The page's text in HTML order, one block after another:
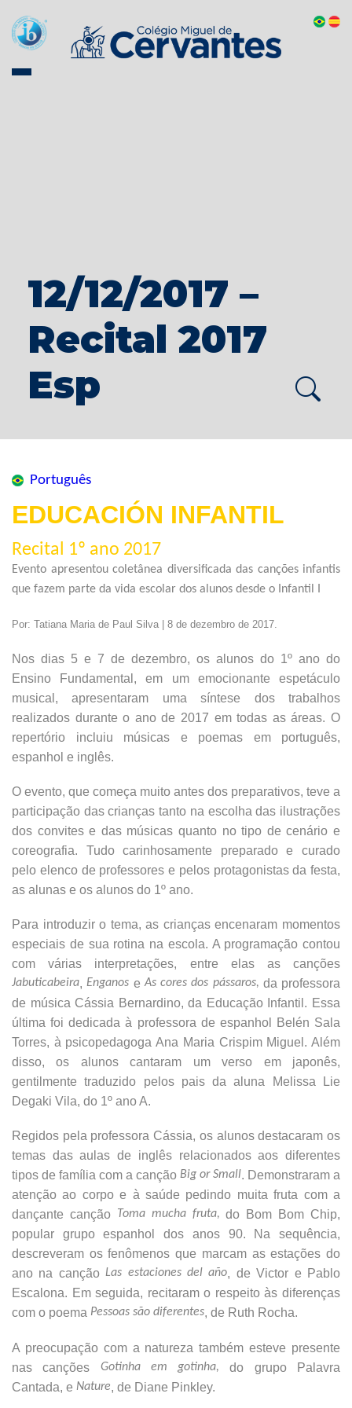
12/12/2017 –
Recital 2017
Esp
Português
EDUCACIÓN INFANTIL
Recital 1º ano 2017
Evento apresentou coletânea diversificada das canções infantis
que fazem parte da vida escolar dos alunos desde o Infantil I
Por: Tatiana Maria de Paul Silva | 8 de dezembro de 2017.
Nos dias 5 e 7 de dezembro, os alunos do 1º ano do
Ensino Fundamental, em um emocionante espetáculo
musical, apresentaram uma síntese dos trabalhos
realizados durante o ano de 2017 em todas as áreas. O
repertório incluiu músicas e poemas em português,
espanhol e inglês.
O evento, que começa muito antes dos preparativos, teve a
participação das crianças tanto na escolha das ilustrações
dos convites e das músicas quanto no tipo de cenário e
coreografia. Tudo carinhosamente preparado e curado
pelo elenco de professores e pelos protagonistas da festa,
as alunas e os alunos do 1º ano.
Para introduzir o tema, as crianças encenaram momentos
especiais de sua rotina na escola. A programação contou
com várias interpretações, entre elas as canções
Jabuticabeira,Enganos eAs cores dos pássaros, da professora
de música Cássia Bernardino, da Educação Infantil. Essa
última foi dedicada à professora de espanhol Belén Sala
Torres, à psicopedagoga Ana Maria Crispim Miguel. Além
disso, os alunos cantaram um verso em japonês,
gentilmente traduzido pelos pais da aluna Melissa Lie
Degaki Vila, do 1º ano A.
Regidos pela professora Cássia, os alunos destacaram os
temas das aulas de inglês relacionados aos diferentes
tipos de família com a canção Big or Small. Demonstraram a
atenção ao corpo e à saúde pedindo muita fruta com a
dançante canção
Toma mucha fruta, do Bom Bom Chip,
popular grupo espanhol dos anos 90. Na sequência,
descreveram os fenômenos que marcam as estações do
ano na cançãoLas estaciones del año, de Victor e Pablo
Escalona. Em seguida, recitaram o respeito às diferenças
com o poema Pessoas são diferentes, de Ruth Rocha.
A preocupação com a natureza também esteve presente
nas canções Gotinha em gotinha,do grupo Palavra
Cantada, e Nature, de Diane Pinkley.